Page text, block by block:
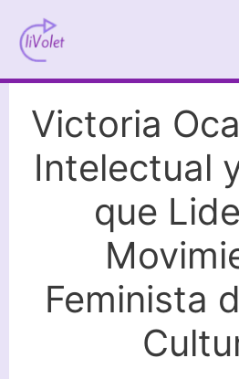
contenido
Victoria
Intelectual
que
Feminista